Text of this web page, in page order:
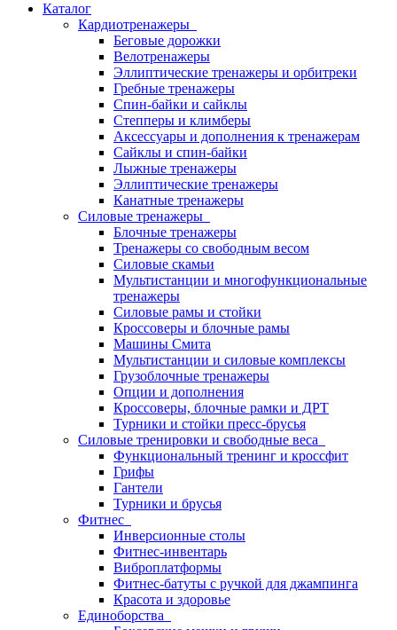
Каталог
Кардиотренажеры
Беговые дорожки
Велотренажеры
Эллиптические тренажеры и орбитреки
Гребные тренажеры
Спин-байки и сайклы
Степперы и климберы
Аксессуары и дополнения к тренажерам
Сайклы и спин-байки
Лыжные тренажеры
Эллиптические тренажеры
Канатные тренажеры
Силовые тренажеры
Блочные тренажеры
Тренажеры со свободным весом
Силовые скамьи
Мультистанции и многофункциональные
тренажеры
Силовые рамы и стойки
Кроссоверы и блочные рамы
Машины Смита
Мультистанции и силовые комплексы
Грузоблочные тренажеры
Опции и дополнения
Кроссоверы, блочные рамки и ДРТ
Турники и стойки пресс-брусья
Силовые тренировки и свободные веса
Функциональный тренинг и кроссфит
Грифы
Гантели
Турники и брусья
Фитнес
Инверсионные столы
Фитнес-инвентарь
Виброплатформы
Фитнес-батуты с ручкой для джампинга
Красота и здоровье
Единоборства